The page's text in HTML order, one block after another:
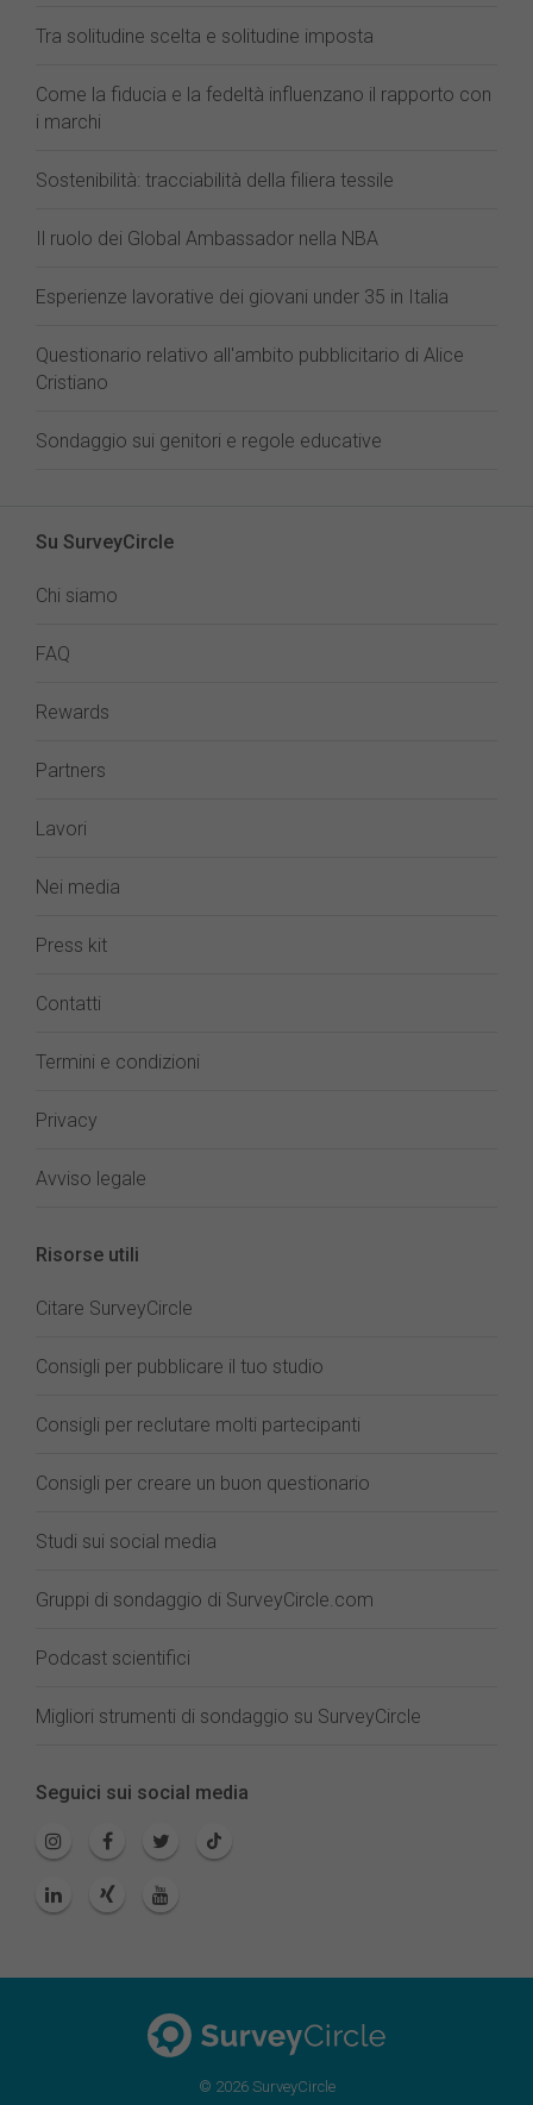
Tra solitudine scelta e solitudine imposta
Come la fiducia e la fedeltà influenzano il rapporto con
i marchi
Sostenibilità: tracciabilità della filiera tessile
Il ruolo dei Global Ambassador nella NBA
Esperienze lavorative dei giovani under 35 in Italia
Questionario relativo all'ambito pubblicitario di Alice
Cristiano
Sondaggio sui genitori e regole educative
Su SurveyCircle
Chi siamo
FAQ
Rewards
Partners
Lavori
Nei media
Press kit
Contatti
Termini e condizioni
Privacy
Avviso legale
Risorse utili
Citare SurveyCircle
Consigli per pubblicare il tuo studio
Consigli per reclutare molti partecipanti
Consigli per creare un buon questionario
Studi sui social media
Gruppi di sondaggio di SurveyCircle.com
Podcast scientifici
Migliori strumenti di sondaggio su SurveyCircle
Seguici sui social media
© 2026 SurveyCircle